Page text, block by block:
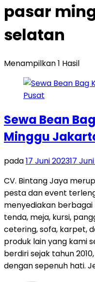
pasar
selatan
Menampilkan 1 Hasil
Sewa Bean
Minggu
pada17 Juni 202317
CV. Bintang Jaya
pesta dan event
menyediakan
tenda, meja, kursi,
cetering, sofa, karpet,
produk lain yang kami
berdiri sejak tahun
dengan sepenuh hati.